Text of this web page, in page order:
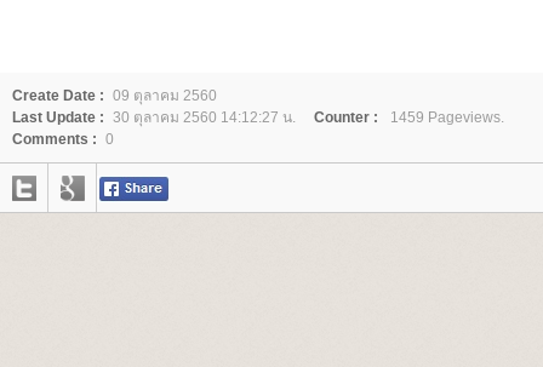
Create Date : 09 ตุลาคม 2560
Last Update : 30 ตุลาคม 2560 14:12:27 น. Counter :
1459 Pageviews.
Comments : 0